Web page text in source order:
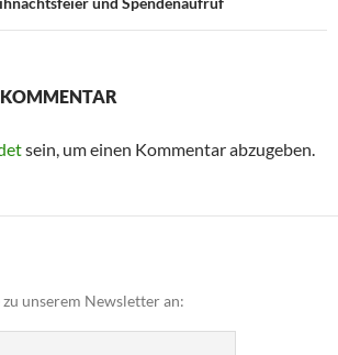
sein, um einen Kommentar abzugeben.
unserem Newsletter an: